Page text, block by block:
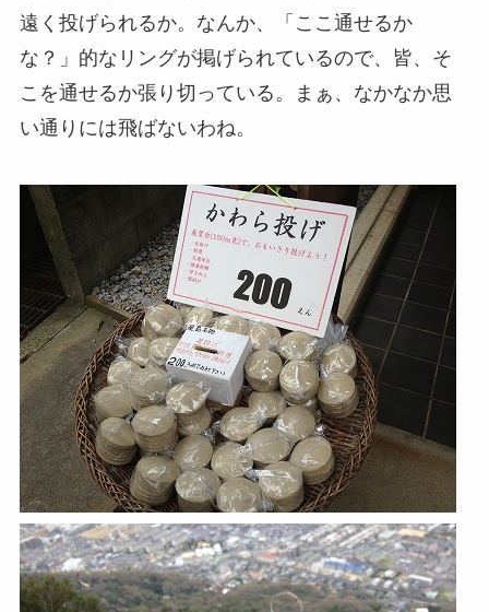
遠く投げられるか。なんか、「ここ通せるか
な？」的なリングが掲げられているので、皆、そ
こを通せるか張り切っている。まぁ、なかなか思
い通りには飛ばないわね。